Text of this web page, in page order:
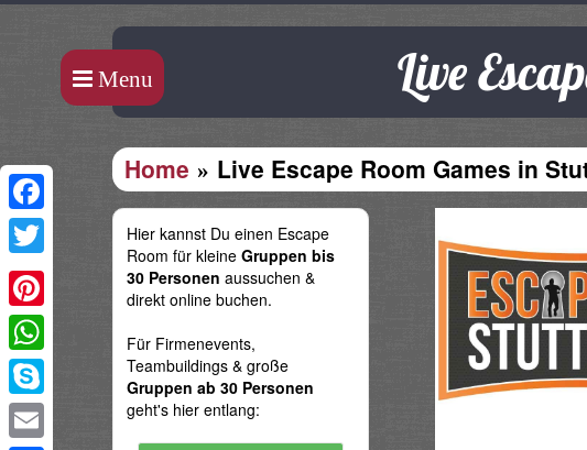
Menu Live
Home Live Escape Room Games in
Hier kannst Du einen Escape
Room für kleine Gruppen bis
30 Personen aussuchen &
direkt online buchen.
Für Firmenevents,
Teambuildings & große
Gruppen ab 30 Personen
geht's hier entlang:
Facebook
Twitter
Pinterest
WhatsApp
Skype